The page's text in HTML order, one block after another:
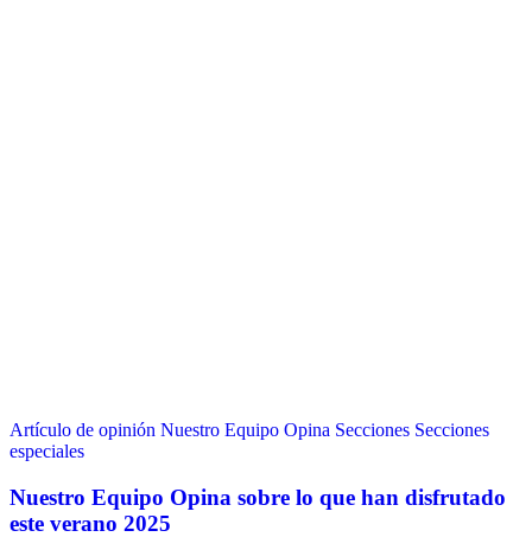
Artículo de opinión Nuestro Equipo Opina Secciones Secciones
especiales
Nuestro Equipo Opina sobre lo que han disfrutado
este verano 2025